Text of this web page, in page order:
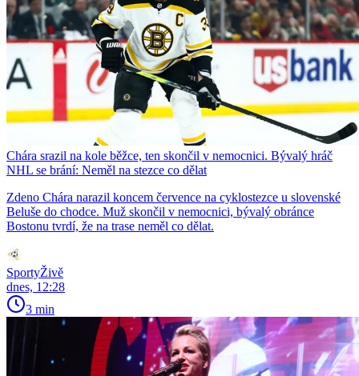
Chára srazil na kole běžce, ten skončil v nemocnici. Bývalý hráč
NHL se brání: Neměl na stezce co dělat
Zdeno Chára narazil koncem července na cyklostezce u slovenské
Beluše do chodce. Muž skončil v nemocnici, bývalý obránce
Bostonu tvrdí, že na trase neměl co dělat.
SportyŽivě
dnes, 12:28
3 min